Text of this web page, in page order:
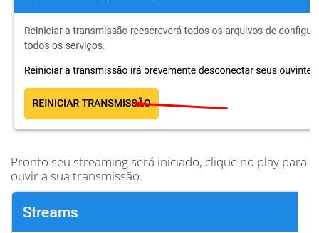
Pronto seu streaming será iniciado, clique no play para
ouvir a sua transmissão.